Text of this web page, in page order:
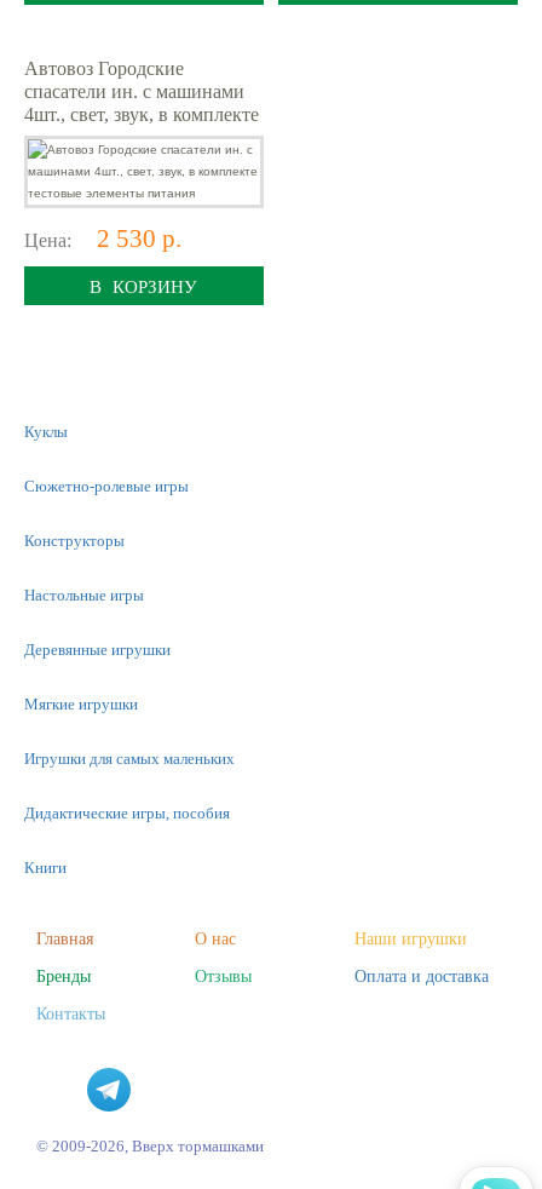
Автовоз Городские
спасатели ин. с машинами
4шт., свет, звук, в комплекте
тестовые элементы питания
Цена: 2 530 р.
В КОРЗИНУ
Куклы
Сюжетно-ролевые игры
Конструкторы
Настольные игры
Деревянные игрушки
Мягкие игрушки
Игрушки для самых маленьких
Дидактические игры, пособия
Книги
Фигурки
Наборы для творчества
Пазлы
Главная О нас
Наши игрушки
Бренды
Отзывы
Оплата и доставка
Контакты
© 2009-2026, Вверх тормашками